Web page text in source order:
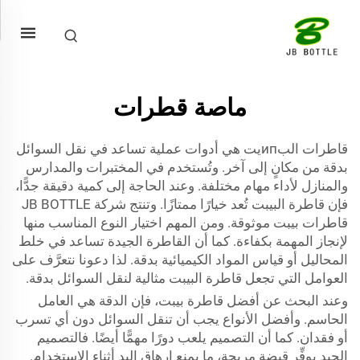
ماصة قطرات
قاطرات البипيت هي أدوات عملية تساعد في نقل السوائل
بدقة من مكانٍ إلى آخر. وتُستخدم في المختبرات والمدارس
والمنازل لأداء مهام مختلفة. وعند الحاجة إلى كمية دقيقة جدًّا،
فإن قاطرة البيبت تُعد خيارًا ممتازًا. وتنتج شركة JB BOTTLE
قاطرات بيبت موثوقة. ومن المهم اختيار النوع المناسب منها
لإنجاز المهمة بكفاءة. كما أن القاطرة الجيدة تساعد في خلط
المحاليل أو قياس المواد الكيميائية بدقة. لذا دعونا نتعرَّف على
العوامل التي تجعل قاطرة البيبت مثالية لنقل السوائل بدقة.
وعند البحث عن أفضل قاطرة بيبت، فإن الدقة هي العامل
الحاسم. وأفضل الأنواع يجب أن تنقل السوائل دون أي تسرب
أو فقدان. كما أن التصميم يلعب دورًا مهمًّا أيضًا. فالتصميم
الجيد يوفِّر قبضة مريحة، ما يمنع إرهاق اليد أثناء الاستخدام.